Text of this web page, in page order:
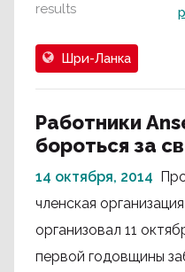
results
Шри-Ланка
Работники
бороться за
14 октября, 2014
членская
организовал 11
первой годовщины